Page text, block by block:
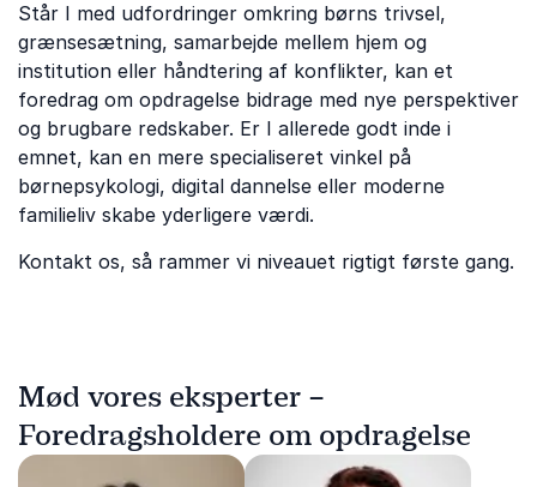
Står I med udfordringer omkring børns trivsel,
grænsesætning, samarbejde mellem hjem og
institution eller håndtering af konflikter, kan et
foredrag om opdragelse bidrage med nye perspektiver
og brugbare redskaber. Er I allerede godt inde i
emnet, kan en mere specialiseret vinkel på
børnepsykologi, digital dannelse eller moderne
familieliv skabe yderligere værdi.
Kontakt os, så rammer vi niveauet rigtigt første gang.
Mød vores eksperter –
Foredragsholdere om opdragelse